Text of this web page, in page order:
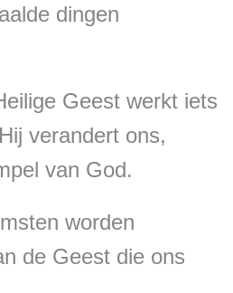
dingen
Geest werkt iets
verandert ons,
van God.
worden
de Geest die ons